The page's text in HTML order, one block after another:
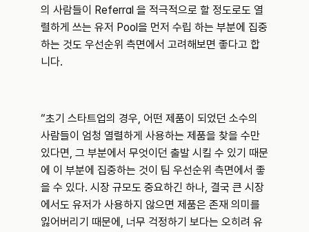
의 사람들이 Referral 을 적극적으로 할 정도로도 열
렬하게 쓰는 유저 Pool을 먼저 수립 하는 부분에 집중
하는 것도 우선순위 측면에서 고려해보면 좋다고 합
니다.
“초기 스타트업의 경우, 어떤 제품이 되었던 소수의
사람들이 엄청 열렬하게 사용하는 제품을 찾을 수만
있다면, 그 부분에서 무엇이던 출발 시킬 수 있기 때문
에 이 부분에 집중하는 것이 팀 우선순위 측면에서 좋
을 수 있다. 시장 규모도 중요하긴 하나, 결국 큰 시장
에서도 유저가 사용하지 않으면 제품은 존재 의미를
잃어버리기 때문에, 너무 걱정하기 보다는 오히려 유